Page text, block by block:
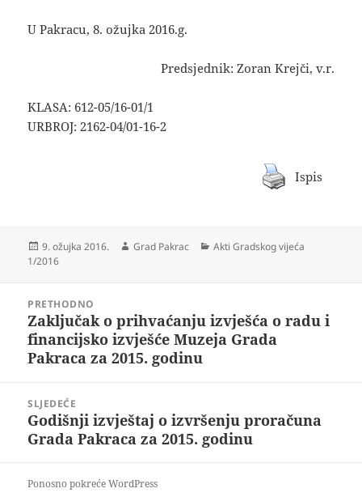
U Pakracu, 8. ožujka 2016.g.
Predsjednik: Zoran Krejči, v.r.
KLASA: 612-05/16-01/1
URBROJ: 2162-04/01-16-2
Ispis
Objavljeno
dana
9. ožujka 2016. Autor
Grad Pakrac Kategorije
Akti Gradskog vijeća
1/2016
objavaPRETHODNO
Prethodna
objava:
Zaključak o prihvaćanju izvješća o radu i
financijsko izvješće Muzeja Grada
Pakraca za 2015. godinu
SLJEDEĆE
Sljedeća
objava:
Godišnji izvještaj o izvršenju proračuna
Grada Pakraca za 2015. godinu
Ponosno pokreće WordPress